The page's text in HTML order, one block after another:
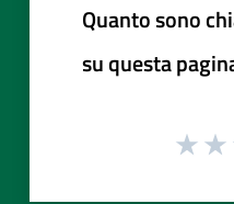
Quanto sono
su questa